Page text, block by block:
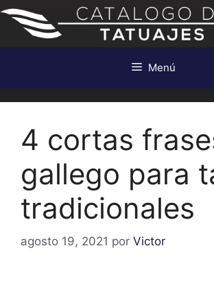
Saltar
contenido
Menú
4 cortas
gallego para
tradicionales
agosto 19, 2021 por Victor